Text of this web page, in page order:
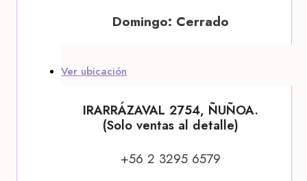
Domingo: Cerrado
Ver ubicación
IRARRÁZAVAL 2754, ÑUÑOA.
(Solo ventas al detalle)
+56 2 3295 6579